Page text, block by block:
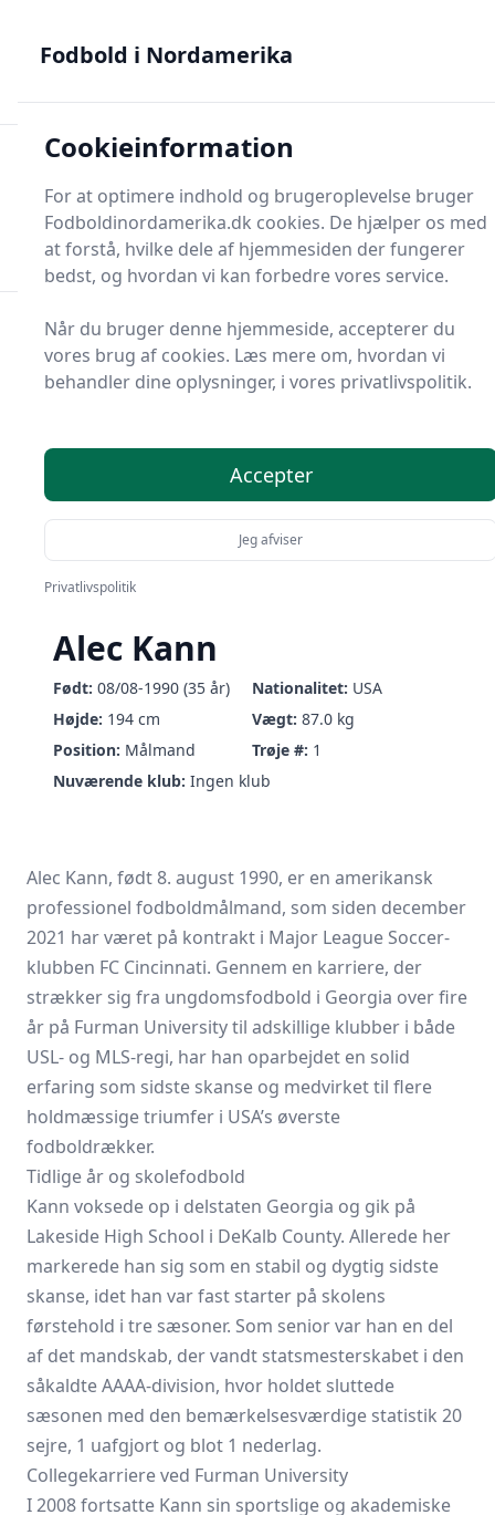
til nordamerikansk fodbold
Fodbold i
Menu
Søg
Alec Kann
Født: 08/08-1990 (35 år) Nationalitet: USA
Højde: 194 cm Vægt: 87.0 kg
Position: Målmand Trøje #: 1
Nuværende klub: Ingen klub
Alec Kann, født 8. august 1990, er en amerikansk
professionel fodboldmålmand, som siden december
2021 har været på kontrakt i Major League Soccer-
klubben FC Cincinnati. Gennem en karriere, der
strækker sig fra ungdomsfodbold i Georgia over fire
år på Furman University til adskillige klubber i både
USL- og MLS-regi, har han oparbejdet en solid
erfaring som sidste skanse og medvirket til flere
holdmæssige triumfer i USA’s øverste
fodboldrækker.
Tidlige år og skolefodbold
Kann voksede op i delstaten Georgia og gik på
Lakeside High School i DeKalb County. Allerede her
markerede han sig som en stabil og dygtig sidste
skanse, idet han var fast starter på skolens
førstehold i tre sæsoner. Som senior var han en del
af det mandskab, der vandt statsmesterskabet i den
såkaldte AAAA-division, hvor holdet sluttede
sæsonen med den bemærkelsesværdige statistik 20
sejre, 1 uafgjort og blot 1 nederlag.
Collegekarriere ved Furman University
I 2008 fortsatte Kann sin sportslige og akademiske
Fodbold i Nordamerika
Cookieinformation
For at optimere indhold og brugeroplevelse bruger
Fodboldinordamerika.dk cookies. De hjælper os med
at forstå, hvilke dele af hjemmesiden der fungerer
bedst, og hvordan vi kan forbedre vores service.
Når du bruger denne hjemmeside, accepterer du
vores brug af cookies. Læs mere om, hvordan vi
behandler dine oplysninger, i vores privatlivspolitik.
Accepter
Jeg afviser
Privatlivspolitik